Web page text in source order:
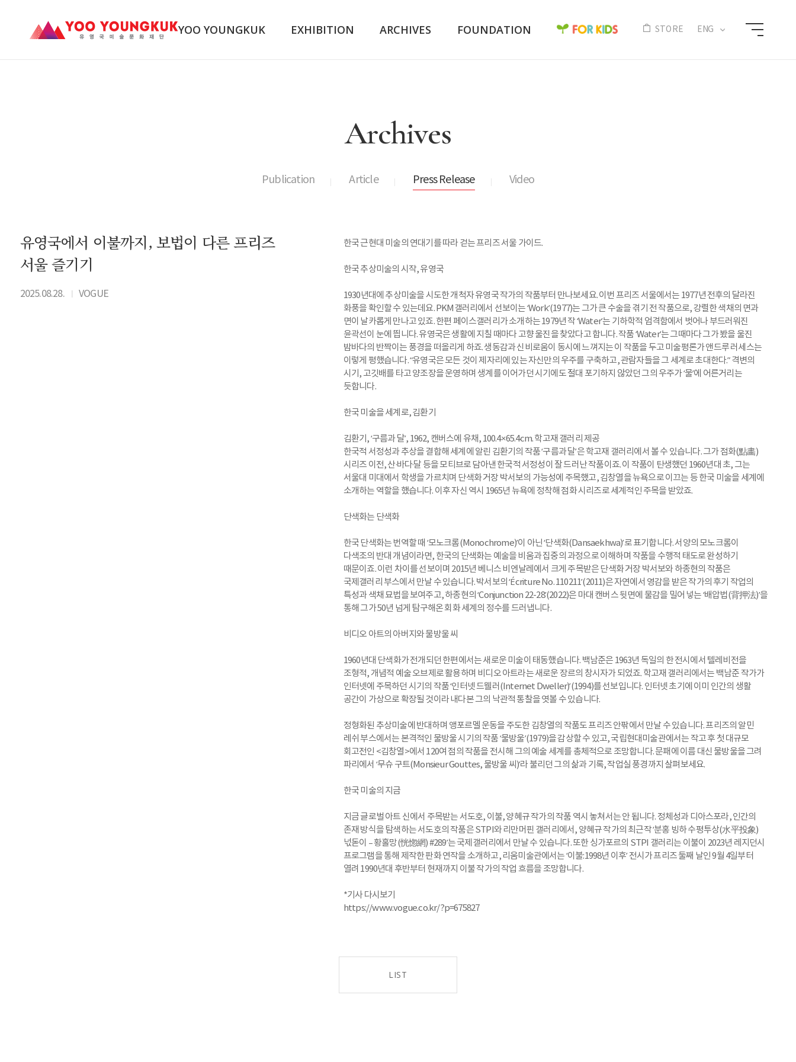
YOO YOUNGKUK EXHIBITION ARCHIVES FOUNDATION STORE ENG
Archives
Publication Article Press Release Video
유영국에서 이불까지, 보법이 다른 프리즈
서울 즐기기
2025.08.28. VOGUE
한국 근현대 미술의 연대기를 따라 걷는 프리즈 서울 가이드.
한국 추상미술의 시작, 유영국
1930년대에 추상미술을 시도한 개척자 유영국 작가의 작품부터 만나보세요. 이번 프리즈 서울에서는 1977년 전후의 달라진
화풍을 확인할 수 있는데요. PKM갤러리에서 선보이는 ‘Work’(1977)는 그가 큰 수술을 겪기 전 작품으로, 강렬한 색채의 면과
면이 날카롭게 만나고 있죠. 한편 페이스갤러리가 소개하는 1979년 작 ‘Water’는 기하학적 엄격함에서 벗어나 부드러워진
윤곽선이 눈에 띕니다. 유영국은 생활에 지칠 때마다 고향 울진을 찾았다고 합니다. 작품 ‘Water’는 그때마다 그가 봤을 울진
밤바다의 반짝이는 풍경을 떠올리게 하죠. 생동감과 신비로움이 동시에 느껴지는 이 작품을 두고 미술평론가 앤드루 러세스는
이렇게 평했습니다. “유영국은 모든 것이 제자리에 있는 자신만의 우주를 구축하고, 관람자들을 그 세계로 초대한다.” 격변의
시기, 고깃배를 타고 양조장을 운영하며 생계를 이어가던 시기에도 절대 포기하지 않았던 그의 우주가 ‘물’에 어른거리는
듯합니다.
한국 미술을 세계로, 김환기
김환기, ‘구름과 달’, 1962, 캔버스에 유채, 100.4×65.4cm. 학고재 갤러리 제공
한국적 서정성과 추상을 결합해 세계에 알린 김환기의 작품 ‘구름과 달’은 학고재 갤러리에서 볼 수 있습니다. 그가 점화(點畵)
시리즈 이전, 산·바다·달 등을 모티브로 담아낸 한국적 서정성이 잘 드러난 작품이죠. 이 작품이 탄생했던 1960년대 초, 그는
서울대 미대에서 학생을 가르치며 단색화 거장 박서보의 가능성에 주목했고, 김창열을 뉴욕으로 이끄는 등 한국 미술을 세계에
소개하는 역할을 했습니다. 이후 자신 역시 1965년 뉴욕에 정착해 점화 시리즈로 세계적인 주목을 받았죠.
단색화는 단색화
한국 단색화는 번역할 때 ‘모노크롬(Monochrome)’이 아닌 ‘단색화(Dansaekhwa)’로 표기합니다. 서양의 모노크롬이
다색조의 반대 개념이라면, 한국의 단색화는 예술을 비움과 집중의 과정으로 이해하며 작품을 수행적 태도로 완성하기
때문이죠. 이런 차이를 선보이며 2015년 베니스 비엔날레에서 크게 주목받은 단색화 거장 박서보와 하종현의 작품은
국제갤러리 부스에서 만날 수 있습니다. 박서보의 ‘Écriture No. 110211’(2011)은 자연에서 영감을 받은 작가의 후기 작업의
특성과 색채 묘법을 보여주고, 하종현의 ‘Conjunction 22-28’(2022)은 마대 캔버스 뒷면에 물감을 밀어 넣는 ‘배압법(背押法)’을
통해 그가 50년 넘게 탐구해온 회화 세계의 정수를 드러냅니다.
비디오 아트의 아버지와 물방울 씨
1960년대 단색화가 전개되던 한편에서는 새로운 미술이 태동했습니다. 백남준은 1963년 독일의 한 전시에서 텔레비전을
조형적, 개념적 예술 오브제로 활용하며 비디오 아트라는 새로운 장르의 창시자가 되었죠. 학고재 갤러리에서는 백남준 작가가
인터넷에 주목하던 시기의 작품 ‘인터넷 드웰러(Internet Dweller)’(1994)를 선보입니다. 인터넷 초기에 이미 인간의 생활
공간이 가상으로 확장될 것이라 내다본 그의 낙관적 통찰을 엿볼 수 있습니다.
정형화된 추상미술에 반대하며 앵포르멜 운동을 주도한 김창열의 작품도 프리즈 안팎에서 만날 수 있습니다. 프리즈의 알민
레쉬 부스에서는 본격적인 물방울 시기의 작품 ‘물방울’(1979)을 감상할 수 있고, 국립현대미술관에서는 작고 후 첫 대규모
회고전인 <김창열>에서 120여 점의 작품을 전시해 그의 예술 세계를 총체적으로 조망합니다. 문패에 이름 대신 물방울을 그려
파리에서 ‘무슈 구트(Monsieur Gouttes, 물방울 씨)’라 불리던 그의 삶과 기록, 작업실 풍경까지 살펴보세요.
한국 미술의 지금
지금 글로벌 아트 신에서 주목받는 서도호, 이불, 양혜규 작가의 작품 역시 놓쳐서는 안 됩니다. 정체성과 디아스포라, 인간의
존재 방식을 탐색하는 서도호의 작품은 STPI와 리만머핀 갤러리에서, 양혜규 작가의 최근작 ‘분홍 빙하 수평투상(水平投象)
넋돋이 – 황홀망(恍惚網) #289’는 국제갤러리에서 만날 수 있습니다. 또한 싱가포르의 STPI 갤러리는 이불이 2023년 레지던시
프로그램을 통해 제작한 판화 연작을 소개하고, 리움미술관에서는 ‘이불:1998년 이후’ 전시가 프리즈 둘째 날인 9월 4일부터
열려 1990년대 후반부터 현재까지 이불 작가의 작업 흐름을 조망합니다.
*기사 다시보기
https://www.vogue.co.kr/?p=675827
LIST